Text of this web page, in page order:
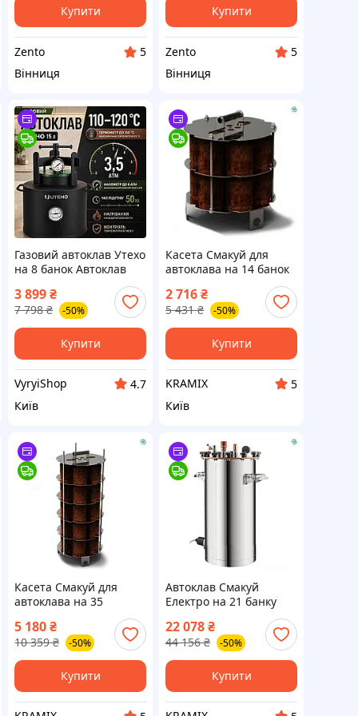
Купити
Zento
5
Вінниця
Купити
Zento
5
Вінниця
Газовий автоклав Утехо
на 8 банок Автоклав
консервування 15 л
Автоклав із чорної
сталі 3,5 атм Автоклав
для тушонки
3 899₴
7 798 ₴ -50%
Купити
VyryiShop
4.7
Київ
Касета Смакуй для
автоклава на 14 банок
приготування
домашніх настоянок і
напоїв
2 716₴
5 431 ₴ -50%
Купити
KRAMIX
5
Київ
Касета Смакуй для
автоклава на 35
приготування міцних
напоїв і настоянок
5 180₴
10 359 ₴ -50%
Купити
Автоклав Смакуй
Електро на 21 банку
домашніх міцних
напоїв і настоянок
22 078₴
44 156 ₴ -50%
Купити